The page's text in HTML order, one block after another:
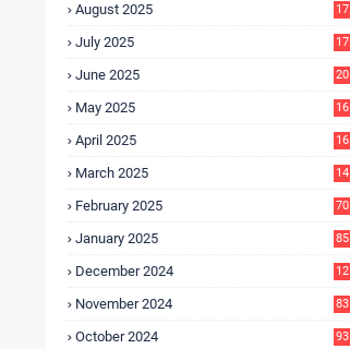
August 2025
17
July 2025
17
June 2025
20
May 2025
16
April 2025
16
March 2025
14
February 2025 70
January 2025 85
December 2024
12
November 2024 83
October 2024 93